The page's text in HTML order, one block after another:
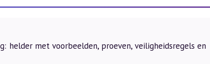
helder met voorbeelden, proeven, veiligheidsregels en